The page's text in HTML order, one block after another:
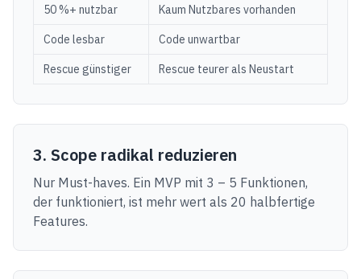
50 %+ nutzbar Kaum Nutzbares vorhanden
Code lesbar Code unwartbar
Rescue günstiger Rescue teurer als Neustart
3. Scope radikal reduzieren
Nur Must-haves. Ein MVP mit 3 – 5 Funktionen,
der funktioniert, ist mehr wert als 20 halbfertige
Features.